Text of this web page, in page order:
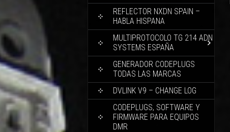
REFLECTOR NXDN SPAIN –
HABLA HISPANA
MULTIPROTOCOLO TG 214 ADN
SYSTEMS ESPAÑA
GENERADOR CODEPLUGS
TODAS LAS MARCAS
DVLINK V9 – CHANGE LOG
CODEPLUGS, SOFTWARE Y
FIRMWARE PARA EQUIPOS
DMR